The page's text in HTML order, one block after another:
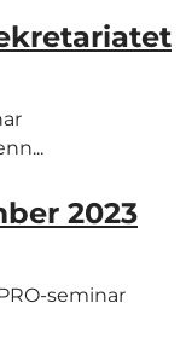
2023
seminar